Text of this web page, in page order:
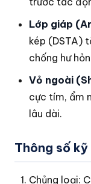
Lớp giáp
kép (DSTA)
chống hư
Vỏ ngoài
cực tím, ẩm
lâu dài.
Thông số
Chủng loại: